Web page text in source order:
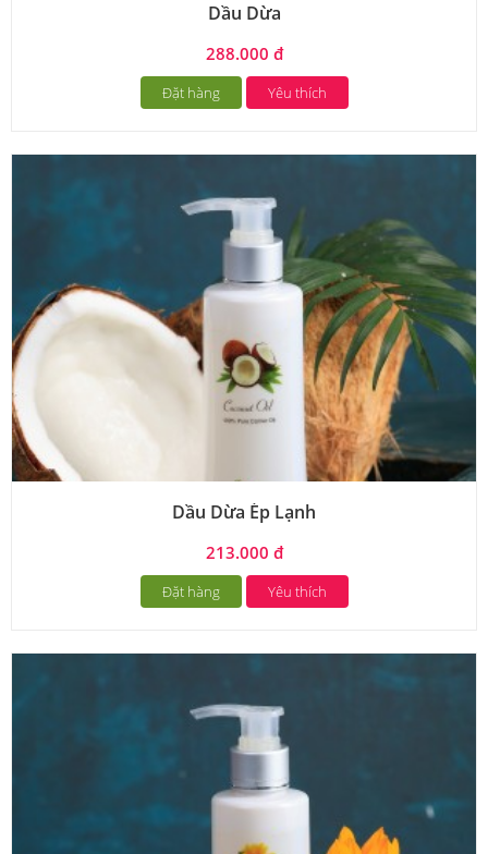
Dầu Dừa
288.000 đ
Đặt hàng Yêu thích
Dầu Dừa Ép Lạnh
213.000 đ
Đặt hàng Yêu thích